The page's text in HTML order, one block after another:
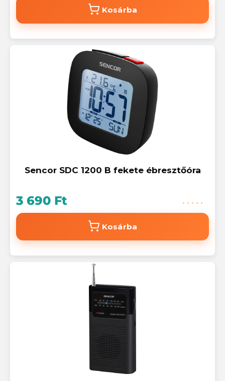
Kosárba
Sencor SDC 1200 B fekete ébresztőóra
3 690 Ft
Kosárba